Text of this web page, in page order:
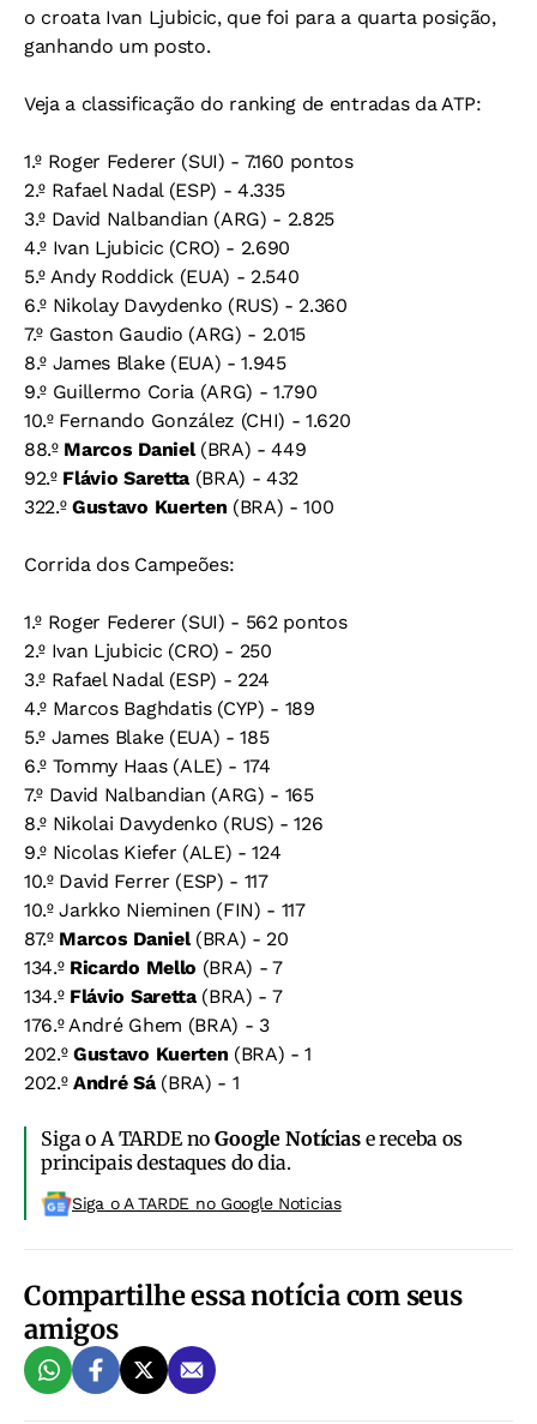
o croata Ivan Ljubicic, que foi para a quarta posição,
ganhando um posto.
Veja a classificação do ranking de entradas da ATP:
1.º Roger Federer (SUI) - 7.160 pontos
2.º Rafael Nadal (ESP) - 4.335
3.º David Nalbandian (ARG) - 2.825
4.º Ivan Ljubicic (CRO) - 2.690
5.º Andy Roddick (EUA) - 2.540
6.º Nikolay Davydenko (RUS) - 2.360
7.º Gaston Gaudio (ARG) - 2.015
8.º James Blake (EUA) - 1.945
9.º Guillermo Coria (ARG) - 1.790
10.º Fernando González (CHI) - 1.620
88.º Marcos Daniel(BRA) - 449
92.º Flávio Saretta(BRA) - 432
322.ºGustavo Kuerten (BRA) - 100
Corrida dos Campeões:
1.º Roger Federer (SUI) - 562 pontos
2.º Ivan Ljubicic (CRO) - 250
3.º Rafael Nadal (ESP) - 224
4.º Marcos Baghdatis (CYP) - 189
5.º James Blake (EUA) - 185
6.º Tommy Haas (ALE) - 174
7.º David Nalbandian (ARG) - 165
8.º Nikolai Davydenko (RUS) - 126
9.º Nicolas Kiefer (ALE) - 124
10.º David Ferrer (ESP) - 117
10.º Jarkko Nieminen (FIN) - 117
87.º Marcos Daniel(BRA) - 20
134.º Ricardo Mello (BRA) - 7
134.º Flávio Saretta(BRA) - 7
176.º André Ghem (BRA) - 3
202.ºGustavo Kuerten (BRA) - 1
202.ºAndré Sá(BRA) - 1
Siga o A TARDE noGoogle Notíciase receba os
principais destaques do dia.
Siga o A TARDE no Google Noticias
Compartilhe essa notícia com seus
amigos